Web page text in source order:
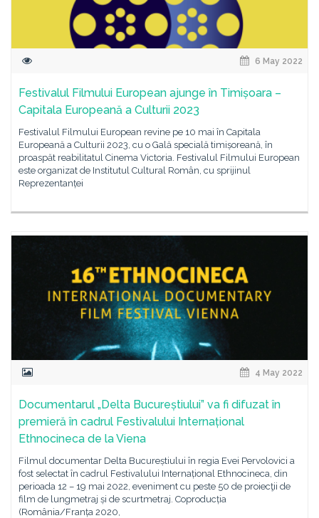
6 May 2022
Festivalul Filmului European ajunge în Timișoara –
Capitala Europeană a Culturii 2023
Festivalul Filmului European revine pe 10 mai în Capitala
Europeană a Culturii 2023, cu o Gală specială timișoreană, în
proaspăt reabilitatul Cinema Victoria. Festivalul Filmului European
este organizat de Institutul Cultural Român, cu sprijinul
Reprezentanței
4 May 2022
Documentarul „Delta Bucureștiului” va fi difuzat în
premieră în cadrul Festivalului Internațional
Ethnocineca de la Viena
Filmul documentar Delta Bucureștiului în regia Evei Pervolovici a
fost selectat în cadrul Festivalului Internațional Ethnocineca, din
perioada 12 – 19 mai 2022, eveniment cu peste 50 de proiecţii de
film de lungmetraj și de scurtmetraj. Coproducția
(România/Franța 2020,